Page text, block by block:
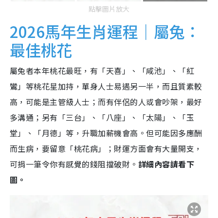
點擊圖片放大
2026馬年生肖運程｜屬兔：
最佳桃花
屬兔者本年桃花最旺，有「天喜」、「咸池」、「紅
鸞」等桃花星加持，單身人士易遇另一半，而且質素較
高，可能是主管級人士；而有伴侶的人或會吵架，最好
多溝通；另有「三台」、「八座」、「太陽」、「玉
堂」、「月德」等，升職加薪機會高。但可能因多應酬
而生病，要留意「桃花病」；財運方面會有大量開支，
可捐一筆令你有感覺的錢阻擋破財。 詳細內容請看下
圖。